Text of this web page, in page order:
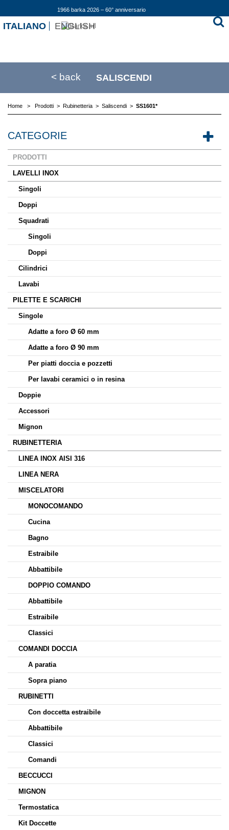
1966 barka 2026 – 60° anniversario
ITALIANO ENGLISH
< back SALISCENDI
Home > Prodotti > Rubinetteria > Saliscendi > SS1601*
CATEGORIE
PRODOTTI
LAVELLI INOX
Singoli
Doppi
Squadrati
Singoli
Doppi
Cilindrici
Lavabi
PILETTE E SCARICHI
Singole
Adatte a foro Ø 60 mm
Adatte a foro Ø 90 mm
Per piatti doccia e pozzetti
Per lavabi ceramici o in resina
Doppie
Accessori
Mignon
RUBINETTERIA
LINEA INOX AISI 316
LINEA NERA
MISCELATORI
MONOCOMANDO
Cucina
Bagno
Estraibile
Abbattibile
DOPPIO COMANDO
Abbattibile
Estraibile
Classici
COMANDI DOCCIA
A paratia
Sopra piano
RUBINETTI
Con doccetta estraibile
Abbattibile
Classici
Comandi
BECCUCCI
MIGNON
Termostatica
Kit Doccette